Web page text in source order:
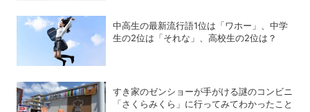
中高生の最新流行語1位は「ワホー」、中学
生の2位は「それな」、高校生の2位は？
すき家のゼンショーが手がける謎のコンビニ
「さくらみくら」に行ってみてわかったこと